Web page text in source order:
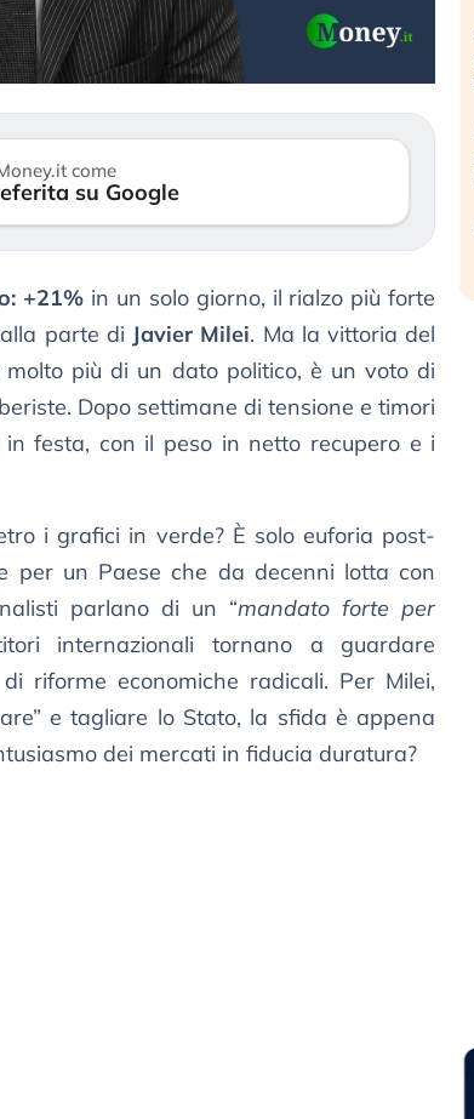
come
su Google
+21%in un solo giorno, il rialzo più forte
parte di Javier Milei. Ma la vittoria del
più di un dato politico, è un voto di
Dopo settimane di tensione e timori
festa, con il peso in netto recupero e i
i grafici in verde? È solo euforia post-
per un Paese che da decenni lotta con
parlano di un “mandato forte per
internazionali tornano a guardare
riforme economiche radicali. Per Milei,
e tagliare lo Stato, la sfida è appena
dei mercati in fiducia duratura?
il
«La mia vita è rovinata». Investitori
in preda al panico dopo lo scoppio
della bolla AI
Kospi, mentre gli investitori retail (…)
30 luglio 2026